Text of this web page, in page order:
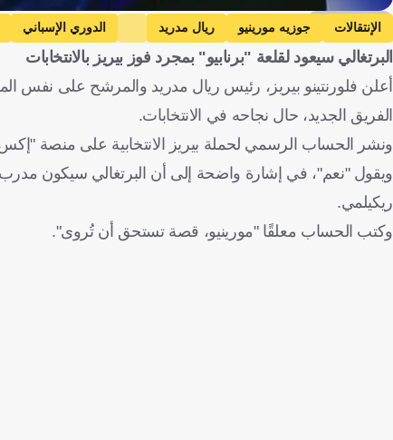
Getty Images
الإنتقالات جوزيه مورينيو ريال مدريد الدوري الإسباني
البرتغالي سيعود لقلعة "برنابيو" بمجرد فوز بيريز بالانتخابات
أعلن فلورنتينو بيريز، رئيس ريال مدريد والمرشح على نفس
الفريق الجديد، حال نجاحه في الانتخابات.
ونشر الحساب الرسمي لحملة بيريز الانتخابية على منصة
ويقول "نعم"، في إشارة واضحة إلى أن البرتغالي سيكون مدرب
ريكيلمي.
وكتب الحساب معلقًا "مورينيو، قصة تستحق أن تُروى".